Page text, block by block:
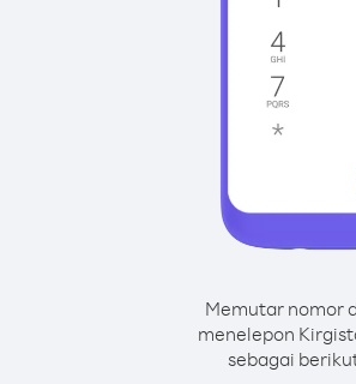
Memutar nomor
menelepon
sebagai